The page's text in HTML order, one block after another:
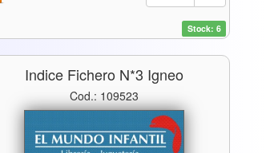
Stock: 6
Indice Fichero N*3 Igneo
Cod.: 109523